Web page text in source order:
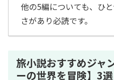
他の5編についても、ひ
さがあり必読です。
旅小説おすすめジャ
ーの世界を冒険】3選